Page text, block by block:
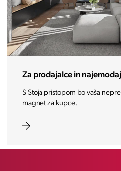
postala pravi